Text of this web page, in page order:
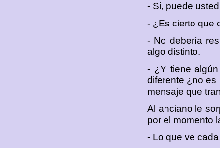
- Si, puede
- ¿Es cierto que
- No debería
algo distinto.
- ¿Y tiene
diferente ¿no es
mensaje que
Al anciano le
por el momento
- Lo que ve